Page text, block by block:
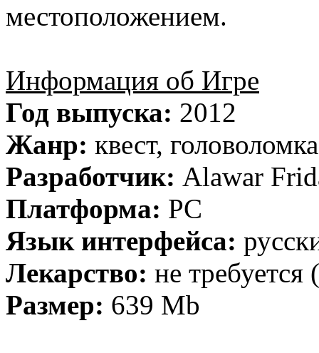
местоположением.
Информация об Игре
Год выпуска: 2012
Жанр: квест,
Разработчик: Alawar
Платформа: PC
Язык интерфейса:
Лекарство: не требуется
Размер: 639 Mb